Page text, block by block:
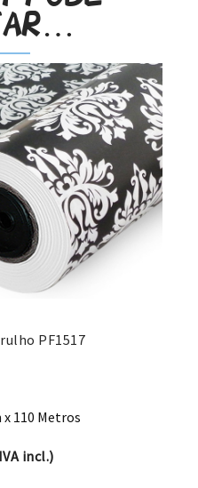
PF1517
x 110 Metros
incl.)